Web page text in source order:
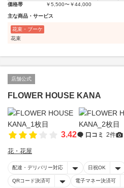
価格帯 ￥5,500〜￥44,000
主な商品・サービス
花束・ブーケ
花束
店舗公式
FLOWER HOUSE KANA
3.42 口コミ 2件
花・花屋
配達・デリバリー対応 日祝OK
QRコード決済可 電子マネー決済可